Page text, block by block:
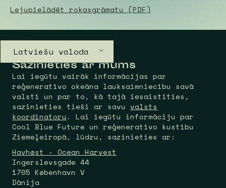
Lejupielādēt rokasgrāmatu (PDF)
Latviešu valoda
Sazinieties ar mums
Lai iegūtu vairāk informācijas par
reģeneratīvo okeāna lauksaimniecību savā
valstī un par to, kā tajā iesaistīties,
sazinieties tieši ar savu valsts
koordinatoru . Lai iegūtu informāciju par
Cool Blue Future un reģeneratīvo kustību
Ziemeļeiropā, lūdzu, sazinieties ar:
Havhøst - Ocean Harvest
Ingerslevsgade 44
1705 København V
Dānija